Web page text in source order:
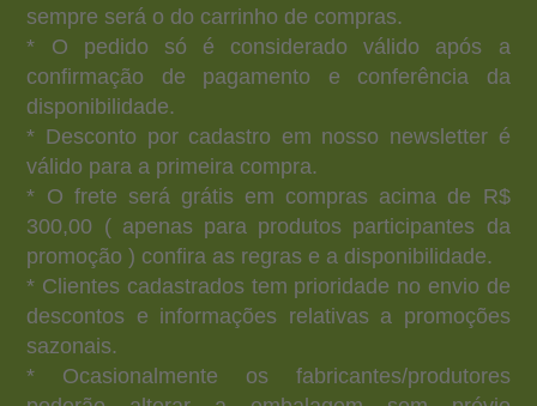
sempre será o do carrinho de compras.
* O pedido só é considerado válido após a
confirmação de pagamento e conferência da
disponibilidade.
* Desconto por cadastro em nosso newsletter é
válido para a primeira compra.
* O frete será grátis em compras acima de R$
300,00 ( apenas para produtos participantes da
promoção ) confira as regras e a disponibilidade.
* Clientes cadastrados tem prioridade no envio de
descontos e informações relativas a promoções
sazonais.
* Ocasionalmente os fabricantes/produtores